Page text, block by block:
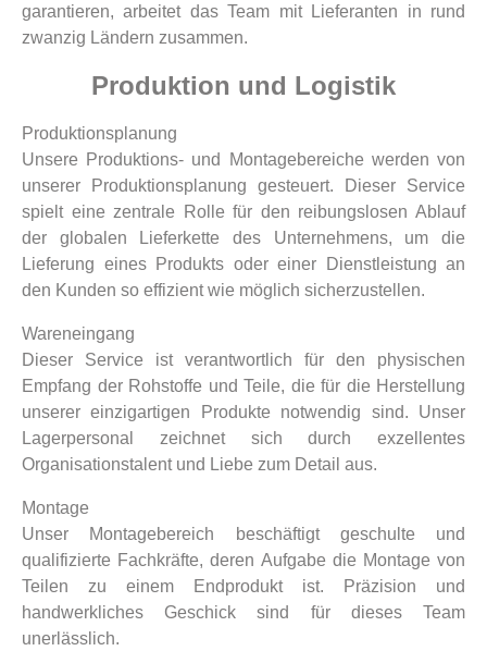
garantieren, arbeitet das Team mit Lieferanten in rund
zwanzig Ländern zusammen.
Produktion und Logistik
Produktionsplanung
Unsere Produktions- und Montagebereiche werden von
unserer Produktionsplanung gesteuert. Dieser Service
spielt eine zentrale Rolle für den reibungslosen Ablauf
der globalen Lieferkette des Unternehmens, um die
Lieferung eines Produkts oder einer Dienstleistung an
den Kunden so effizient wie möglich sicherzustellen.
Wareneingang
Dieser Service ist verantwortlich für den physischen
Empfang der Rohstoffe und Teile, die für die Herstellung
unserer einzigartigen Produkte notwendig sind. Unser
Lagerpersonal zeichnet sich durch exzellentes
Organisationstalent und Liebe zum Detail aus.
Montage
Unser Montagebereich beschäftigt geschulte und
qualifizierte Fachkräfte, deren Aufgabe die Montage von
Teilen zu einem Endprodukt ist. Präzision und
handwerkliches Geschick sind für dieses Team
unerlässlich.